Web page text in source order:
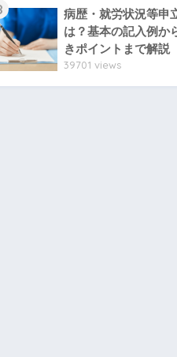
病歴・就労状況等申
は？基本の記入例か
きポイントまで解説
39701 views